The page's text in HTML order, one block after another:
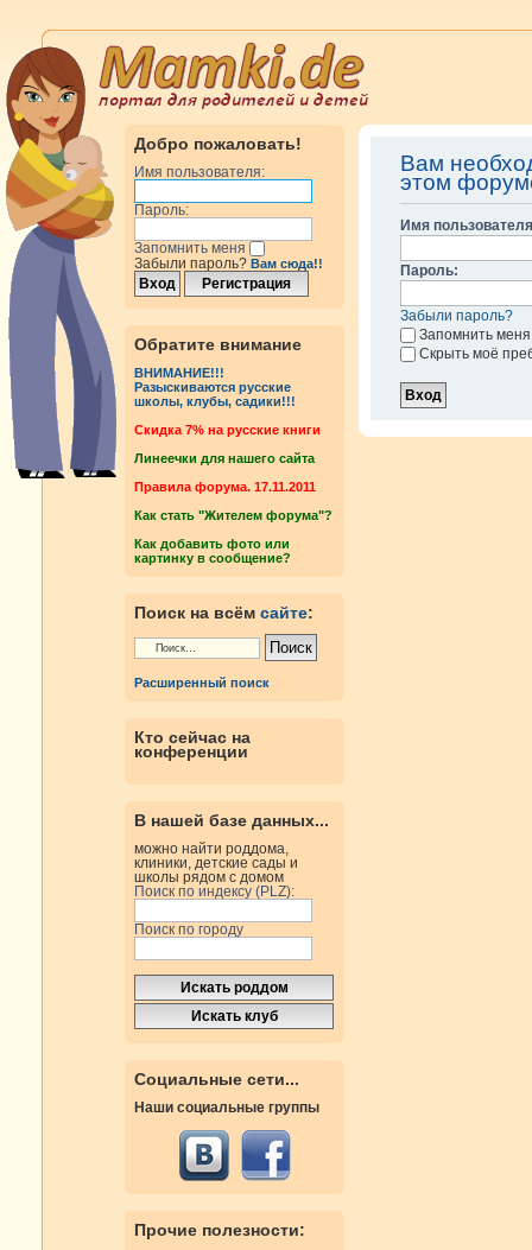
Добро пожаловать!
Имя пользователя:
Пароль:
Запомнить меня
Забыли пароль? Вам сюда!!
Обратите внимание
ВНИМАНИЕ!!!
Разыскиваются русские
школы, клубы, садики!!!
Cкидка 7% на русские книги
Линеечки для нашего сайта
Правила форума. 17.11.2011
Как стать "Жителем форума"?
Как добавить фото или
картинку в сообщение?
Поиск на всём сайте:
Расширенный поиск
Кто сейчас на
конференции
В нашей базе данных...
можно найти роддома,
клиники, детские сады и
школы рядом с домом
Поиск по индексу (PLZ):
Поиск по городу
Социальные сети...
Наши социальные группы
Прочие полезности:
Вам
этом
Имя
Пароль:
Забыли пароль?
Запомнить меня
Скрыть моё